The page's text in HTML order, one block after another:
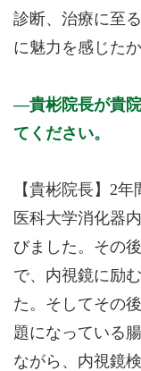
診断、治療に至
に魅力を感じたか
貴彬院長が貴
てください。
【貴彬院長】2
医科大学消化器
びました。その
で、内視鏡に励
た。そしてその
題になっている
ながら、内視鏡